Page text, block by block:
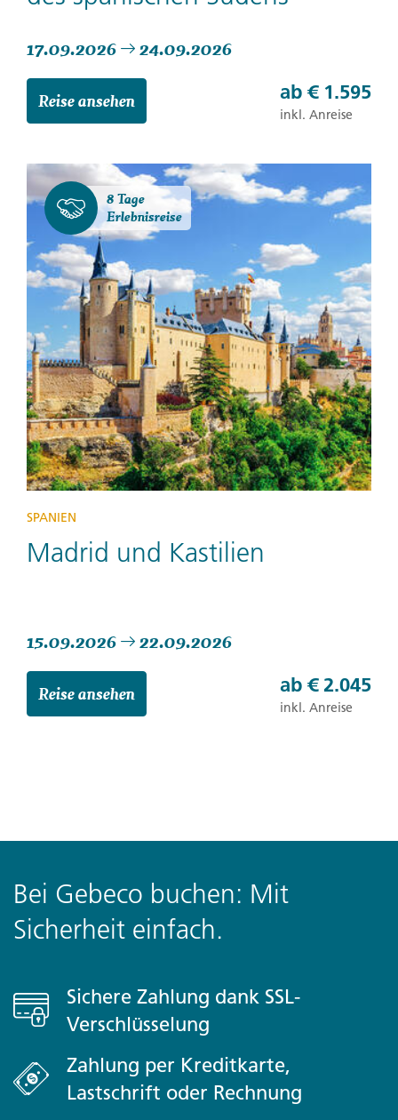
17.09.2026 24.09.2026
Reise ansehen ab € 1.595
inkl. Anreise
8 Tage
Erlebnisreise
SPANIEN
Madrid und Kastilien
15.09.2026 22.09.2026
Reise ansehen ab € 2.045
inkl. Anreise
Bei Gebeco buchen: Mit
Sicherheit einfach.
Sichere Zahlung dank SSL-
Verschlüsselung
Zahlung per Kreditkarte,
Lastschrift oder Rechnung